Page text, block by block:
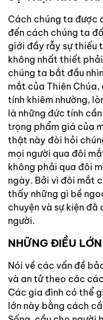
Cách chúng ta được
đến cách chúng ta
giới đầy rẫy sự thiếu
không nhất thiết
chúng ta bắt đầu
mắt của Thiên
tính khiêm nhường,
là những đức tính
trọng phẩm giá của
thật này đòi hỏi
mọi người qua đôi
không phải qua đôi
ngày. Bởi vì đôi mắt
thấy những gì bề
chuyện và sự kiện đã
người.
NHỮNG ĐIỀU
Nói về các vấn đề
và an tử theo các
Các gia đình có thể
lớn này bằng cách